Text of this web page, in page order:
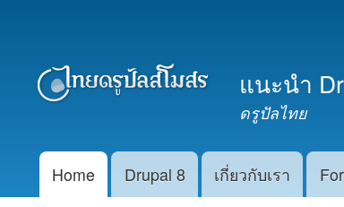
แนะนำ
ดรูปัลไทย
Main menu
Home Drupal 8 เกี่ยวกับเรา